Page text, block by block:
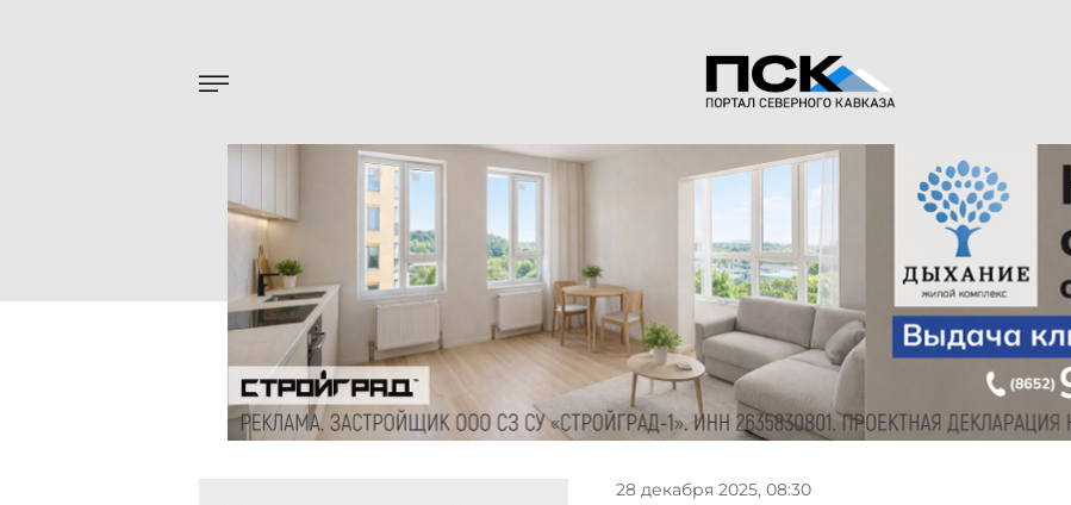
28 декабря 2025, 08:30